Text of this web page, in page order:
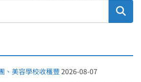
、美容學校收穫豐 2026-08-07